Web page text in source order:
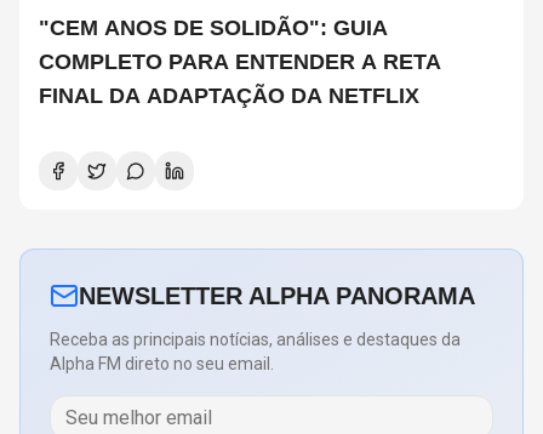
"CEM ANOS DE SOLIDÃO": GUIA
COMPLETO PARA ENTENDER A RETA
FINAL DA ADAPTAÇÃO DA NETFLIX
NEWSLETTER ALPHA PANORAMA
Receba as principais notícias, análises e destaques da
Alpha FM direto no seu email.